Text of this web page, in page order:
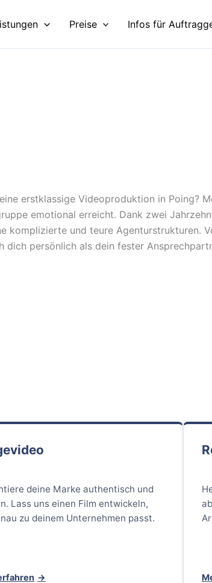
Preise Infos für
erstklassige Videoproduktion in Poing?
emotional erreicht. Dank zwei
komplizierte und teure Agenturstrukturen.
dich persönlich als dein fester
deine Marke authentisch und
Lass uns einen Film entwickeln,
zu deinem Unternehmen passt.